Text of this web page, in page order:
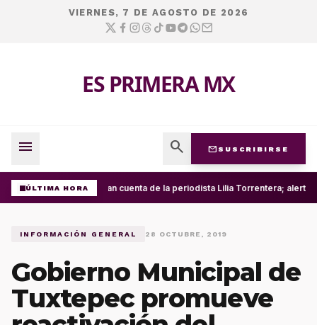
VIERNES, 7 DE AGOSTO DE 2026
ES PRIMERA MX
menu search mail SUSCRIBIRSE
ÚLTIMA HORA Roban cuenta de la periodista Lilia Torrentera;
INFORMACIÓN GENERAL 28 OCTUBRE, 2019
Gobierno Municipal de
Tuxtepec promueve